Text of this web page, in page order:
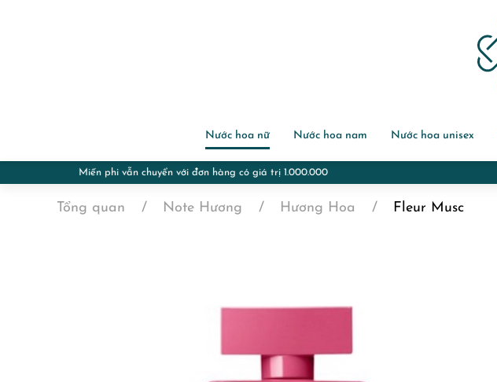
Nước hoa nữ Nước hoa nam Nước hoa unisex
Tổng quan Note Hương Hương Hoa Fleur Musc